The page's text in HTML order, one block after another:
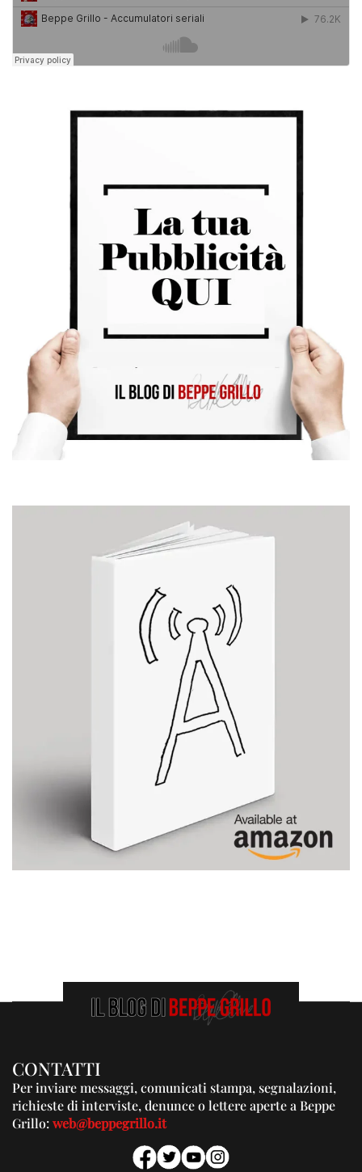
CONTATTI
Per inviare messaggi, comunicati stampa, segnalazioni,
richieste di interviste, denunce o lettere aperte a Beppe
Grillo:web@beppegrillo.it